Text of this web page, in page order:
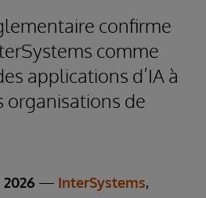
confirme
comme
applications d’IA à
organisations de
— InterSystems,